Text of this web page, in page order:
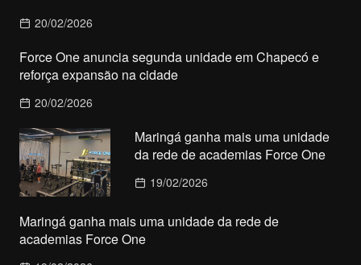
20/02/2026
Force One anuncia segunda unidade em Chapecó e
reforça expansão na cidade
20/02/2026
Maringá ganha mais uma unidade
da rede de academias Force One
19/02/2026
Maringá ganha mais uma unidade da rede de
academias Force One